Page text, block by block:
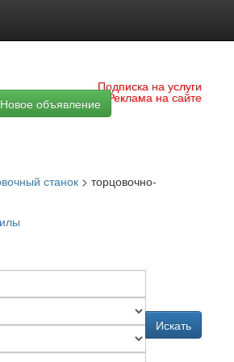
Подписка на услуги
Реклама на сайте
Новое объявление
станок> торцовочно-
Искать